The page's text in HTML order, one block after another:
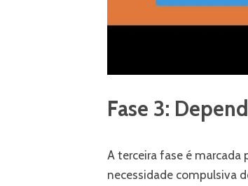
Fase 3:
A terceira fase é marcada
necessidade compulsiva